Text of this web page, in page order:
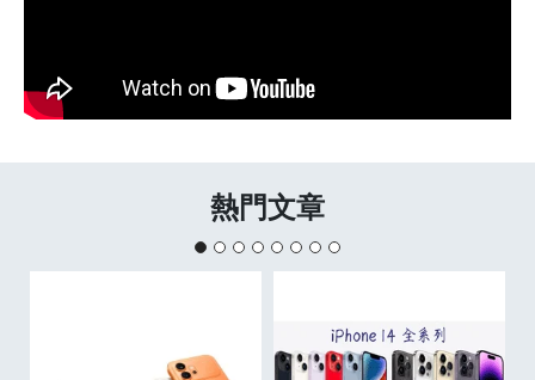
熱門文章